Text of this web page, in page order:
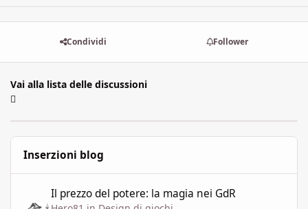
Condividi Follower
Vai alla lista delle discussioni
Inserzioni blog
Il prezzo del potere: la magia nei GdR